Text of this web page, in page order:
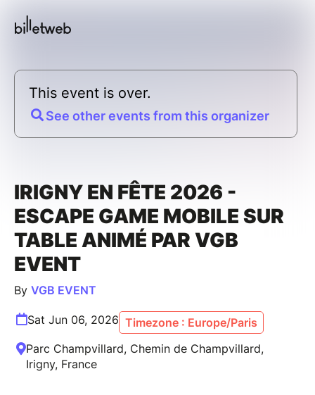
This event is over.
See other events from this organizer
IRIGNY EN FÊTE 2026 -
ESCAPE GAME MOBILE SUR
TABLE ANIMÉ PAR VGB
EVENT
By VGB EVENT
Sat Jun 06, 2026 Timezone : Europe/Paris
Parc Champvillard, Chemin de Champvillard,
Irigny, France